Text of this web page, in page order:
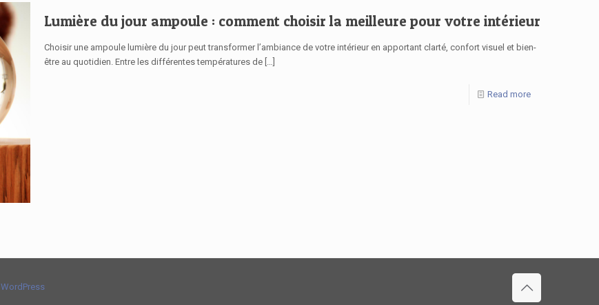
Lumière du jour ampoule : comment choisir la meilleure pour votre intérieur
Choisir une ampoule lumière du jour peut transformer l’ambiance de votre intérieur en apportant clarté, confort visuel et bien-
être au quotidien. Entre les différentes températures de […]
Read more
WordPress